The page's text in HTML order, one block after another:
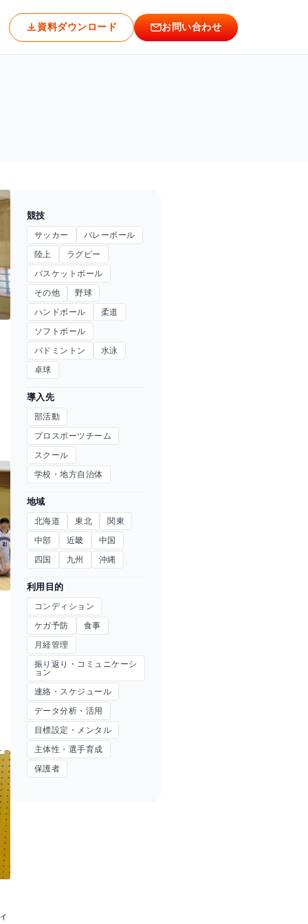
資料ダウンロード お問い合わせ
競技
サッカー
バレーボール
陸上
ラグビー
バスケットボール
その他
野球
ハンドボール
柔道
ソフトボール
バドミントン
水泳
卓球
導入先
部活動
プロスポーツチーム
スクール
学校・地方自治体
地域
北海道 東北
関東
中部
近畿
中国
四国
九州 沖縄
利用目的
コンディション
ケガ予防
食事
月経管理
振り返り・コミュニケーシ
ョン
連絡・スケジュール
データ分析・活用
目標設定・メンタル
主体性・選手育成
保護者